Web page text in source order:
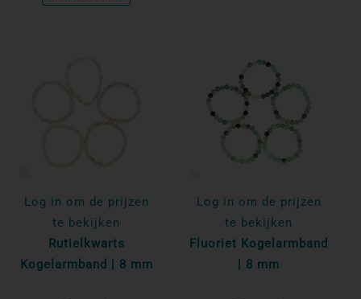
Log in om de prijzen
te bekijken
Rutielkwarts
Kogelarmband | 8 mm
Log in om de prijzen
te bekijken
Fluoriet Kogelarmband
| 8 mm